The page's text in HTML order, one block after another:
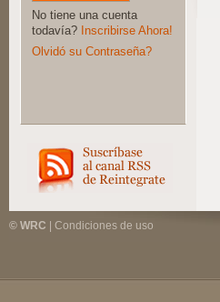
No tiene una cuenta
todavía? Inscribirse Ahora!
Olvidó su Contraseña?
© WRC Condiciones de uso